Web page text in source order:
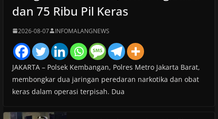
dan 75 Ribu Pil Keras
2026-08-07 INFOMALANGNEWS
JAKARTA – Polsek Kembangan, Polres Metro Jakarta Barat,
membongkar dua jaringan peredaran narkotika dan obat
keras dalam operasi terpisah. Dua